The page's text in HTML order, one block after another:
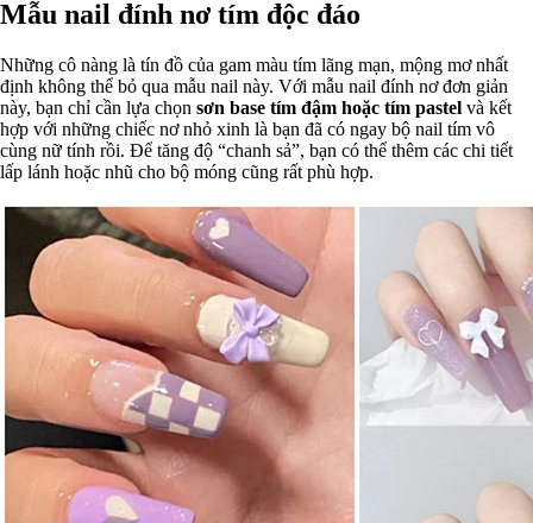
Mẫu nail đính nơ tím độc đáo
Những cô nàng là tín đồ của gam màu tím lãng mạn, mộng mơ nhất
định không thể bỏ qua mẫu nail này. Với mẫu nail đính nơ đơn giản
này, bạn chỉ cần lựa chọn sơn base tím đậm hoặc tím pastel và kết
hợp với những chiếc nơ nhỏ xinh là bạn đã có ngay bộ nail tím vô
cùng nữ tính rồi. Để tăng độ “chanh sả”, bạn có thể thêm các chi tiết
lấp lánh hoặc nhũ cho bộ móng cũng rất phù hợp.